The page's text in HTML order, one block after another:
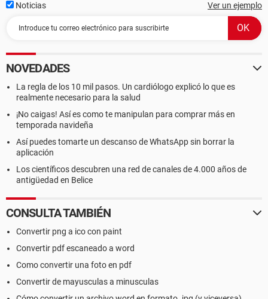
Noticias Ver un ejemplo
NOVEDADES
La regla de los 10 mil pasos. Un cardiólogo explicó lo que es
realmente necesario para la salud
¡No caigas! Así es como te manipulan para comprar más en
temporada navideña
Así puedes tomarte un descanso de WhatsApp sin borrar la
aplicación
Los científicos descubren una red de canales de 4.000 años de
antigüedad en Belice
CONSULTA TAMBIÉN
Convertir png a ico con paint
Convertir pdf escaneado a word
Como convertir una foto en pdf
Convertir de mayusculas a minusculas